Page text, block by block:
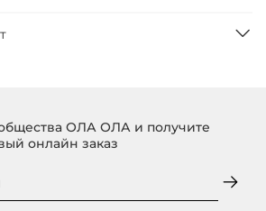
ОЛА ОЛА и получите
онлайн заказ